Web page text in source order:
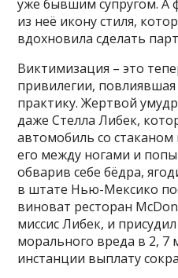
уже бывшим супругом. А
из неё икону стиля,
вдохновила сделать
Виктимизация – это
привилегии,
практику. Жертвой
даже Стелла Либек,
автомобиль со стаканом
его между ногами и
обварив себе бёдра,
в штате Нью-Мексико
виноват ресторан
миссис Либек, и
морального вреда в 2, 7
инстанции выплату